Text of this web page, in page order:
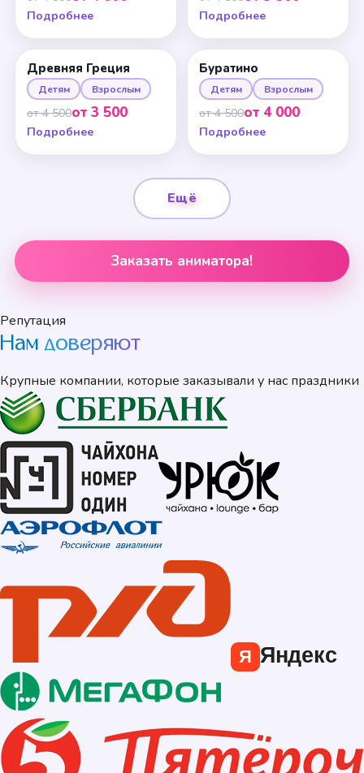
Подробнее Подробнее
Древняя Греция
Детям Взрослым
от 4 500от 3 500
Подробнее
Буратино
Детям Взрослым
от 4 500от 4 000
Подробнее
Ещё
Заказать аниматора!
Репутация
Нам доверяют
Крупные компании, которые заказывали у нас праздники
Я Яндекс